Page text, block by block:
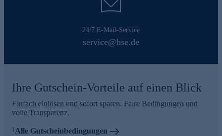
24/7 E-Mail-Service
service@hse.de
Ihre Gutschein-Vorteile auf einen Blick
Einfach einlösen und sofort sparen. Faire Bedingungen und
volle Transparenz.
1 Alle Gutscheinbedingungen